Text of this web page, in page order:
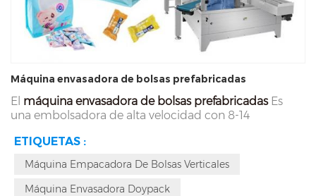
Máquina envasadora de bolsas prefabricadas
El máquina envasadora de bolsas prefabricadas Es
una embolsadora de alta velocidad con 8-14
productos para la salud y alimentos en bolsas
prefabricadas. La máquina presenta un diseño
integrado y utiliza divisores y sistemas de dosificación
alemanes de última generación, lo que garantiza alta
ETIQUETAS :
Máquina Empacadora De Bolsas Verticales
Máquina Envasadora Doypack